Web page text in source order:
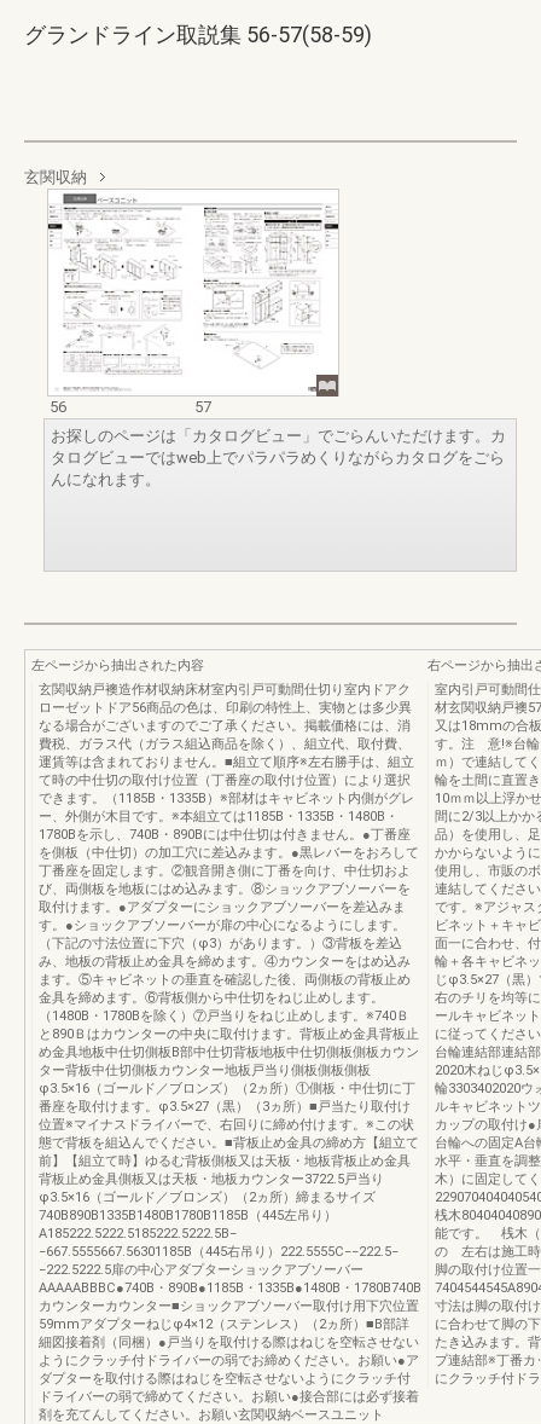
グランドライン取説集 56-57(58-59)
玄関収納
56
57
お探しのページは「カタログビュー」でごらんいただけます。カ
タログビューではweb上でパラパラめくりながらカタログをごら
んになれます。
左ページから抽出された内容
玄関収納戸襖造作材収納床材室内引戸可動間仕切り室内ドアク
ローゼットドア56商品の色は、印刷の特性上、実物とは多少異
なる場合がございますのでご了承ください。掲載価格には、消
費税、ガラス代（ガラス組込商品を除く）、組立代、取付費、
運賃等は含まれておりません。■組立て順序※左右勝手は、組立
て時の中仕切の取付け位置（丁番座の取付け位置）により選択
できます。（1185B・1335B）※部材はキャビネット内側がグレ
ー、外側が木目です。※本組立ては1185B・1335B・1480B・
1780Bを示し、740B・890Bには中仕切は付きません。●丁番座
を側板（中仕切）の加工穴に差込みます。●黒レバーをおろして
丁番座を固定します。②観音開き側に丁番を向け、中仕切およ
び、両側板を地板にはめ込みます。⑧ショックアブソーバーを
取付けます。●アダプターにショックアブソーバーを差込みま
す。●ショックアブソーバーが扉の中心になるようにします。
（下記の寸法位置に下穴（φ3）があります。）③背板を差込
み、地板の背板止め金具を締めます。④カウンターをはめ込み
ます。⑤キャビネットの垂直を確認した後、両側板の背板止め
金具を締めます。⑥背板側から中仕切をねじ止めします。
（1480B・1780Bを除く）⑦戸当りをねじ止めします。※740Ｂ
と890Ｂはカウンターの中央に取付けます。背板止め金具背板止
め金具地板中仕切側板B部中仕切背板地板中仕切側板側板カウン
ター背板中仕切側板カウンター地板戸当り側板側板側板
φ3.5×16（ゴールド／ブロンズ）（2ヵ所）①側板・中仕切に丁
番座を取付けます。φ3.5×27（黒）（3ヵ所）■戸当たり取付け
位置※マイナスドライバーで、右回りに締め付けます。※この状
態で背板を組込んでください。■背板止め金具の締め方【組立て
前】【組立て時】ゆるむ背板側板又は天板・地板背板止め金具
背板止め金具側板又は天板・地板カウンター3722.5戸当り
φ3.5×16（ゴールド／ブロンズ）（2ヵ所）締まるサイズ
740B890B1335B1480B1780B1185B（445左吊り）
A185222.5222.5185222.5222.5B−
−667.5555667.56301185B（445右吊り）222.5555C−−222.5−
−222.5222.5扉の中心アダプターショックアブソーバー
AAAAABBBC●740B・890B●1185B・1335B●1480B・1780B740B
カウンターカウンター■ショックアブソーバー取付け用下穴位置
59mmアダプターねじφ4×12（ステンレス）（2ヵ所）■B部詳
細図接着剤（同梱）●戸当りを取付ける際はねじを空転させない
ようにクラッチ付ドライバーの弱でお締めください。お願い●ア
ダプターを取付ける際はねじを空転させないようにクラッチ付
ドライバーの弱で締めてください。お願い●接合部には必ず接着
剤を充てんしてください。お願い玄関収納ベースユニット
右ページから抽出
室内引戸可動間
材玄関収納戸襖
又は18mmの合
す。注 意!※台輪
ｍ）で連結して
輪を土間に直置
10ｍｍ以上浮か
間に2/3以上かか
品）を使用し、
かからないよう
使用し、市販の
連結してくださ
です。※アジャス
ビネット＋キャ
面一に合わせ、
輪＋各キャビネ
じφ3.5×27（黒
右のチリを均等
ールキャビネッ
に従ってくださ
台輪連結部連結
2020木ねじ
輪3303402020ウ
ルキャビネット
カップの取付け●
台輪への固定A
水平・垂直を調
木）に固定して
桟木
能です。 桟木
の 左右は施工
脚の取付け位置
寸法は脚の取付
に合わせて脚の
たき込みます。
プ連結部※丁番カ
にクラッチ付ド